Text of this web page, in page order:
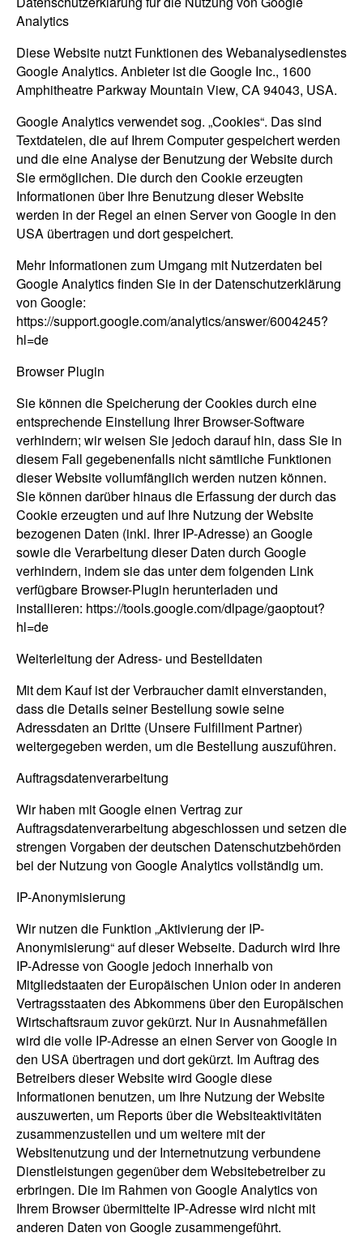
Analytics
Diese Website nutzt Funktionen des Webanalysedienstes
Google Analytics. Anbieter ist die Google Inc., 1600
Amphitheatre Parkway Mountain View, CA 94043, USA.
Google Analytics verwendet sog. „Cookies“. Das sind
Textdateien, die auf Ihrem Computer gespeichert werden
und die eine Analyse der Benutzung der Website durch
Sie ermöglichen. Die durch den Cookie erzeugten
Informationen über Ihre Benutzung dieser Website
werden in der Regel an einen Server von Google in den
USA übertragen und dort gespeichert.
Mehr Informationen zum Umgang mit Nutzerdaten bei
Google Analytics finden Sie in der Datenschutzerklärung
von Google:
https://support.google.com/analytics/answer/6004245?
hl=de
Browser Plugin
Sie können die Speicherung der Cookies durch eine
entsprechende Einstellung Ihrer Browser-Software
verhindern; wir weisen Sie jedoch darauf hin, dass Sie in
diesem Fall gegebenenfalls nicht sämtliche Funktionen
dieser Website vollumfänglich werden nutzen können.
Sie können darüber hinaus die Erfassung der durch das
Cookie erzeugten und auf Ihre Nutzung der Website
bezogenen Daten (inkl. Ihrer IP-Adresse) an Google
sowie die Verarbeitung dieser Daten durch Google
verhindern, indem sie das unter dem folgenden Link
verfügbare Browser-Plugin herunterladen und
installieren: https://tools.google.com/dlpage/gaoptout?
hl=de
Weiterleitung der Adress- und Bestelldaten
Mit dem Kauf ist der Verbraucher damit einverstanden,
dass die Details seiner Bestellung sowie seine
Adressdaten an Dritte (Unsere Fulfillment Partner)
weitergegeben werden, um die Bestellung auszuführen.
Auftragsdatenverarbeitung
Wir haben mit Google einen Vertrag zur
Auftragsdatenverarbeitung abgeschlossen und setzen die
strengen Vorgaben der deutschen Datenschutzbehörden
bei der Nutzung von Google Analytics vollständig um.
IP-Anonymisierung
Wir nutzen die Funktion „Aktivierung der IP-
Anonymisierung“ auf dieser Webseite. Dadurch wird Ihre
IP-Adresse von Google jedoch innerhalb von
Mitgliedstaaten der Europäischen Union oder in anderen
Vertragsstaaten des Abkommens über den Europäischen
Wirtschaftsraum zuvor gekürzt. Nur in Ausnahmefällen
wird die volle IP-Adresse an einen Server von Google in
den USA übertragen und dort gekürzt. Im Auftrag des
Betreibers dieser Website wird Google diese
Informationen benutzen, um Ihre Nutzung der Website
auszuwerten, um Reports über die Websiteaktivitäten
zusammenzustellen und um weitere mit der
Websitenutzung und der Internetnutzung verbundene
Dienstleistungen gegenüber dem Websitebetreiber zu
erbringen. Die im Rahmen von Google Analytics von
Ihrem Browser übermittelte IP-Adresse wird nicht mit
anderen Daten von Google zusammengeführt.